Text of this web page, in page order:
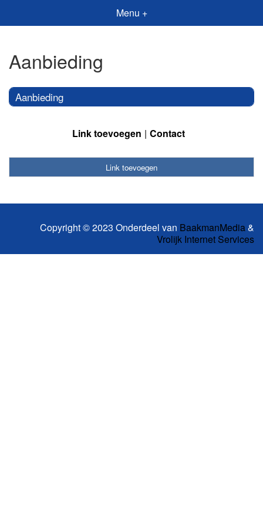
Menu +
Aanbieding
Aanbieding
Link toevoegen Contact
Link toevoegen
Copyright © 2023 Onderdeel van BaakmanMedia&
Vrolijk Internet Services